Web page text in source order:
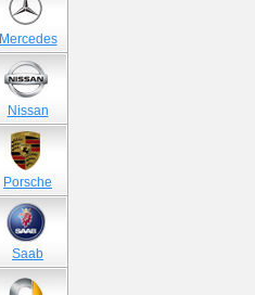
Mercedes
Nissan
Porsche
Saab